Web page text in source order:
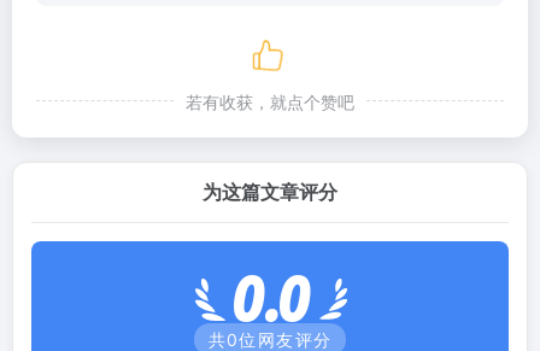
若有收获，就点个赞吧
为这篇文章评分
0.0
共0位网友评分